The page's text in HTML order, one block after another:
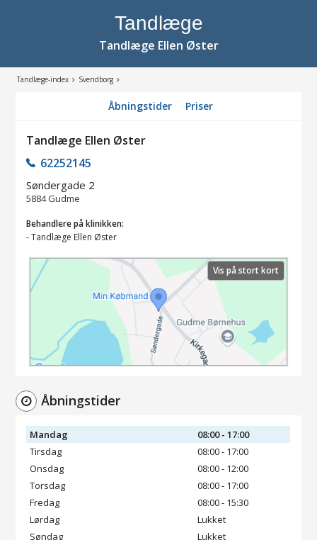
Tandlæge
Tandlæge Ellen Øster
Tandlæge-index Svendborg
Åbningstider Priser
Tandlæge Ellen Øster
62252145
Søndergade 2
5884Gudme
Behandlere på klinikken:
-Tandlæge Ellen Øster
Vis på stort kort
Åbningstider
Mandag
08:00 - 17:00
Tirsdag
08:00 - 17:00
Onsdag
08:00 - 12:00
Torsdag
08:00 - 17:00
Fredag
08:00 - 15:30
Lørdag
Lukket
Søndag
Lukket